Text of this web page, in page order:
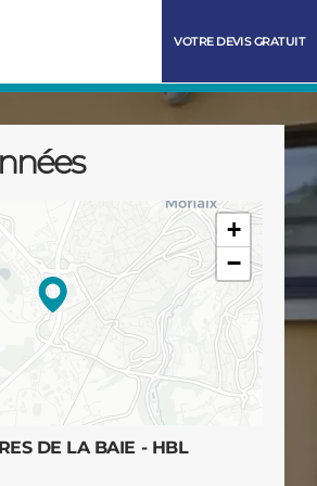
VOTRE DEVIS GRATUIT
+
−
DE LA BAIE - HBL